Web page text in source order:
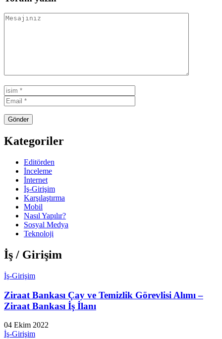
Kategoriler
Editörden
İnceleme
İnternet
İş-Girişim
Karşılaştırma
Mobil
Nasıl Yapılır?
Sosyal Medya
Teknoloji
İş / Girişim
İş-Girişim
Ziraat Bankası Çay ve Temizlik Görevlisi Alımı –
Ziraat Bankası İş İlanı
04 Ekim 2022
İş-Girişim